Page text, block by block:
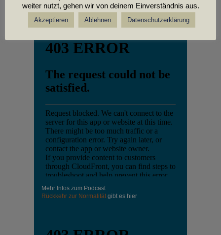
PODCASTS
Mehr Infos zum Podcast
Rückkehr zur Normalitätgibt es hier
weiter nutzt, gehen wir von deinem Einverständnis aus.
Akzeptieren Ablehnen Datenschutzerklärung